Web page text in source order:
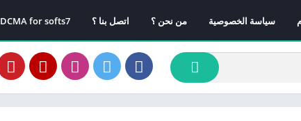
سياسة الخصوصية من نحن ؟ اتصل بنا ؟ DCMA for softs7